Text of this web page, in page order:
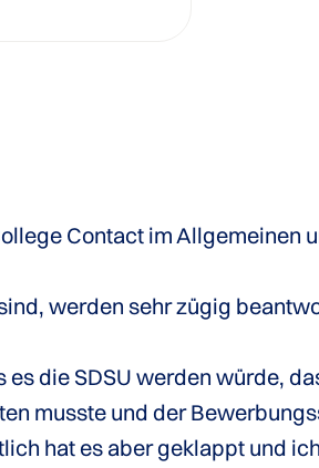
Contact im Allgemeinen
werden sehr zügig
die SDSU werden würde,
musste und der
hat es aber geklappt und